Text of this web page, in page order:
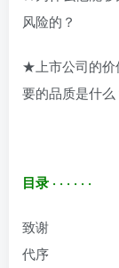
风险的？
★上市公司的价
要的品质是什么
目录 · · · · · ·
致谢
代序